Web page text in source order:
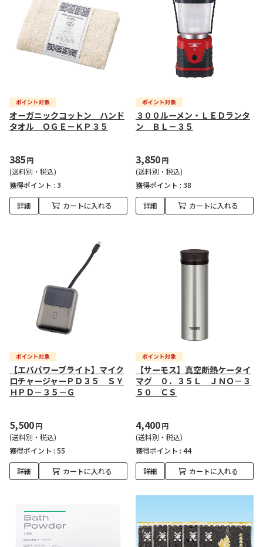
オーガニックコットン ハンド
タオル ＯＧＥ－ＫＰ３５
385円
(送料別・税込)
獲得ポイント : 3
詳細 カートに入れる
３００ルーメン・ＬＥＤランタ
ン ＢＬ－３５
3,850円
(送料別・税込)
獲得ポイント : 38
詳細 カートに入れる
【エバパワーブライト】マイク
ロチャージャーＰＤ３５ ＳＹ
ＨＰＤ－３５－Ｇ
5,500円
(送料別・税込)
獲得ポイント : 55
詳細 カートに入れる
【サーモス】真空断熱ケータイ
マグ ０．３５Ｌ ＪＮＯ－３
５０ ＣＳ
4,400円
(送料別・税込)
獲得ポイント : 44
詳細 カートに入れる